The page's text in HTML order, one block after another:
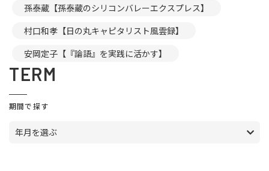
孫泰蔵【孫泰蔵のシリコンバレーエクスプレス】
村口和孝【日の丸キャピタリスト風雲録】
安岡定子【『論語』を実践に活かす】
TERM
期間で探す
年月を選ぶ